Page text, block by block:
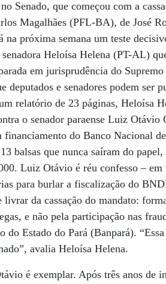
Senado, que começou com a
Magalhães (PFL-BA), de José
na próxima semana um teste
Heloísa Helena (PT-AL)
em jurisprudência do
deputados e senadores podem ser
relatório de 23 páginas, Heloísa
o senador paraense Luiz
financiamento do Banco Nacional
balsas que nunca saíram do
Luiz Otávio é réu confesso –
para burlar a fiscalização do
livrar da cassação do mandato:
e não pela participação nas
do Estado do Pará (Banpará).
avalia Heloísa Helena.
é exemplar. Após três anos de